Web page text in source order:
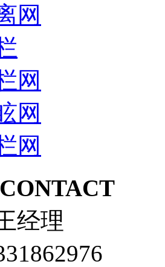
网
网
网
网
CONTACT
经理